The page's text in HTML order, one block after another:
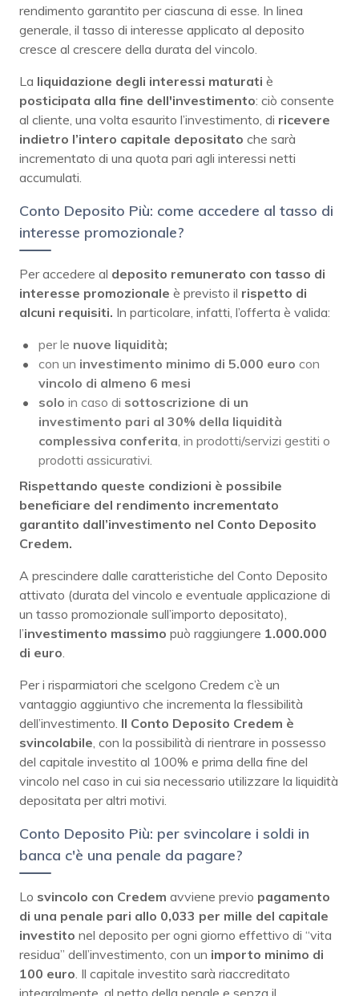
rendimento garantito per ciascuna di esse. In linea
generale, il tasso di interesse applicato al deposito
cresce al crescere della durata del vincolo.
La liquidazione degli interessi maturati è
posticipata alla fine dell'investimento: ciò consente
al cliente, una volta esaurito l’investimento, di ricevere
indietro l’intero capitale depositato che sarà
incrementato di una quota pari agli interessi netti
accumulati.
Conto Deposito Più: come accedere al tasso di
interesse promozionale?
Per accedere al deposito remunerato con tasso di
interesse promozionale è previsto il rispetto di
alcuni requisiti. In particolare, infatti, l’offerta è valida:
per le nuove liquidità;
con un investimento minimo di 5.000 euro con
vincolo di almeno 6 mesi
solo in caso di sottoscrizione di un
investimento pari al 30% della liquidità
complessiva conferita, in prodotti/servizi gestiti o
prodotti assicurativi.
Rispettando queste condizioni è possibile
beneficiare del rendimento incrementato
garantito dall’investimento nel Conto Deposito
Credem.
A prescindere dalle caratteristiche del Conto Deposito
attivato (durata del vincolo e eventuale applicazione di
un tasso promozionale sull’importo depositato),
l’investimento massimo può raggiungere 1.000.000
di euro.
Per i risparmiatori che scelgono Credem c’è un
vantaggio aggiuntivo che incrementa la flessibilità
dell’investimento. Il Conto Deposito Credem è
svincolabile, con la possibilità di rientrare in possesso
del capitale investito al 100% e prima della fine del
vincolo nel caso in cui sia necessario utilizzare la liquidità
depositata per altri motivi.
Conto Deposito Più: per svincolare i soldi in
banca c'è una penale da pagare?
Lo svincolo con Credem avviene previo pagamento
di una penale pari allo 0,033 per mille del capitale
investito nel deposito per ogni giorno effettivo di “vita
residua” dell’investimento, con un importo minimo di
100 euro. Il capitale investito sarà riaccreditato